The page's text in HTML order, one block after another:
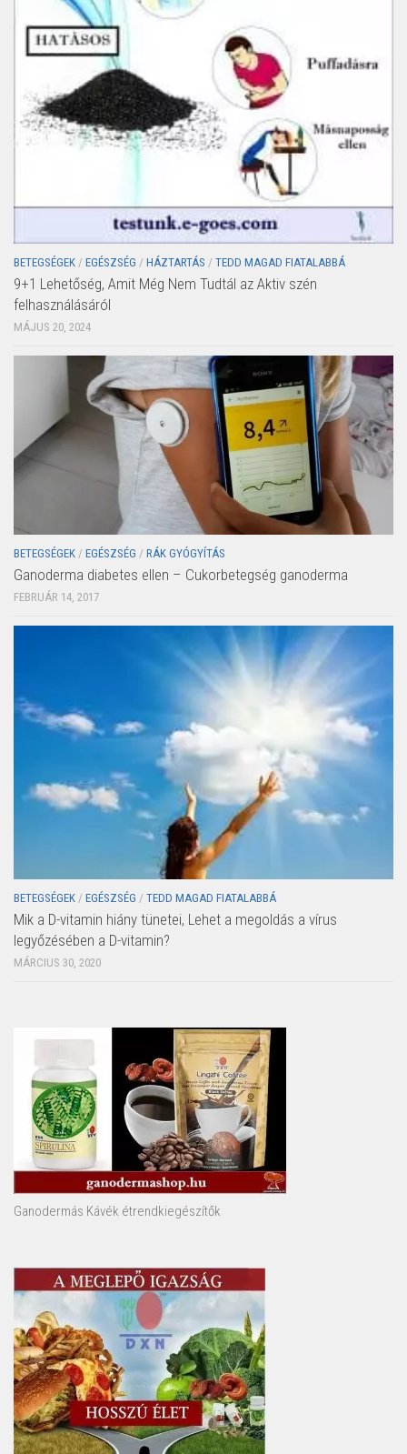
BETEGSÉGEK / EGÉSZSÉG / HÁZTARTÁS / TEDD MAGAD FIATALABBÁ
9+1 Lehetőség, Amit Még Nem Tudtál az Aktiv szén
felhasználásáról
MÁJUS 20, 2024
BETEGSÉGEK / EGÉSZSÉG / RÁK GYÓGYÍTÁS
Ganoderma diabetes ellen – Cukorbetegség ganoderma
FEBRUÁR 14, 2017
BETEGSÉGEK / EGÉSZSÉG / TEDD MAGAD FIATALABBÁ
Mik a D-vitamin hiány tünetei, Lehet a megoldás a vírus
legyőzésében a D-vitamin?
MÁRCIUS 30, 2020
Ganodermás Kávék étrendkiegészítők